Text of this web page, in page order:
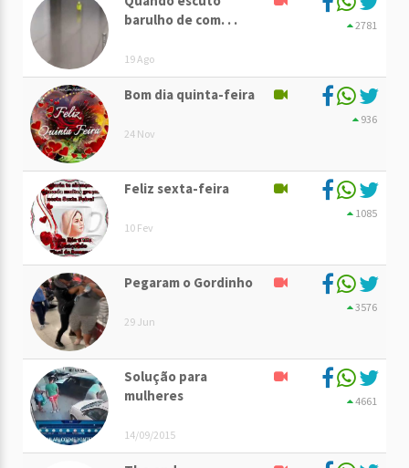
barulho de com. . .
19 Ago
2781
Bom dia quinta-feira
24 Nov
936
Feliz sexta-feira
10 Fev
1085
Pegaram o Gordinho
29 Jun
3576
Solução para
mulheres
14/09/2015
4661